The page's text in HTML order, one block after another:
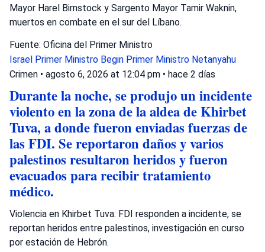
Mayor Harel Birnstock y Sargento Mayor Tamir Waknin,
muertos en combate en el sur del Líbano.
Fuente: Oficina del Primer Ministro
Israel Primer Ministro Begin Primer Ministro Netanyahu
Crimen • agosto 6, 2026 at 12:04 pm • hace 2 días
Durante la noche, se produjo un incidente
violento en la zona de la aldea de Khirbet
Tuva, a donde fueron enviadas fuerzas de
las FDI. Se reportaron daños y varios
palestinos resultaron heridos y fueron
evacuados para recibir tratamiento
médico.
Violencia en Khirbet Tuva: FDI responden a incidente, se
reportan heridos entre palestinos, investigación en curso
por estación de Hebrón.